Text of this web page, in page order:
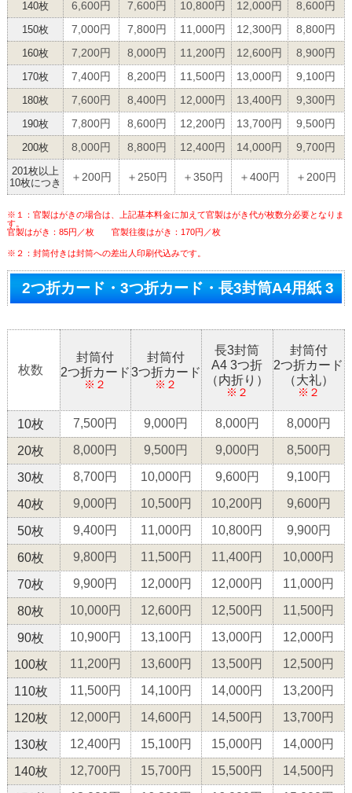
140枚 6,600円 7,600円 10,800円 12,000円 8,600円
150枚 7,000円 7,800円 11,000円 12,300円 8,800円
160枚 7,200円 8,000円 11,200円 12,600円 8,900円
170枚 7,400円 8,200円 11,500円 13,000円 9,100円
180枚 7,600円 8,400円 12,000円 13,400円 9,300円
190枚 7,800円 8,600円 12,200円 13,700円 9,500円
200枚 8,000円 8,800円 12,400円 14,000円 9,700円
201枚以上
10枚につき
＋200円 ＋250円 ＋350円 ＋400円 ＋200円
※１：官製はがきの場合は、上記基本料金に加えて官製はがき代が枚数分必要となりま
す。
官製はがき：85円／枚 官製往復はがき：170円／枚
※２：封筒付きは封筒への差出人印刷代込みです。
2つ折カード・3つ折カード・長3封筒A4用紙 3
枚数
封筒付
2つ折カード
※２
封筒付
3つ折カード
※２
長3封筒
A4 3つ折
（内折り）
※２
封筒付
2つ折カード
（大礼）
※２
10枚 7,500円 9,000円 8,000円 8,000円
20枚 8,000円 9,500円 9,000円 8,500円
30枚 8,700円 10,000円 9,600円 9,100円
40枚 9,000円 10,500円 10,200円 9,600円
50枚 9,400円 11,000円 10,800円 9,900円
60枚 9,800円 11,500円 11,400円 10,000円
70枚 9,900円 12,000円 12,000円 11,000円
80枚 10,000円 12,600円 12,500円 11,500円
90枚 10,900円 13,100円 13,000円 12,000円
100枚 11,200円 13,600円 13,500円 12,500円
110枚 11,500円 14,100円 14,000円 13,200円
120枚 12,000円 14,600円 14,500円 13,700円
130枚 12,400円 15,100円 15,000円 14,000円
140枚 12,700円 15,700円 15,500円 14,500円